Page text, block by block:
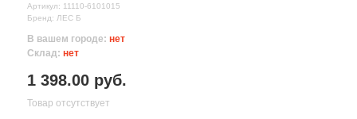
Артикул: 11110-6101015
Бренд: ЛЕС Б
В вашем городе: нет
Склад: нет
1 398.00 руб.
Товар отсутствует